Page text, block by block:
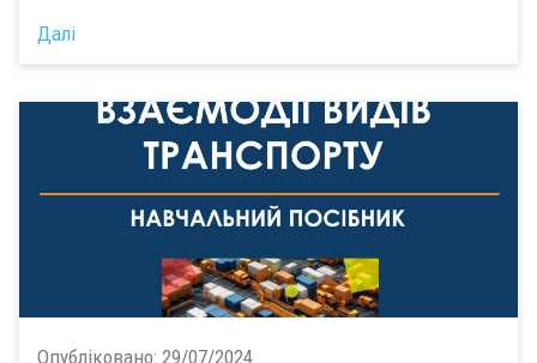
Далі
Опубліковано: 29/07/2024